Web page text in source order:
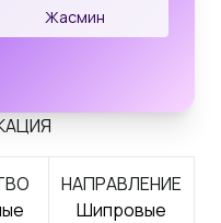
Жасмин
НАПРАВЛЕНИЕ
Шипровые